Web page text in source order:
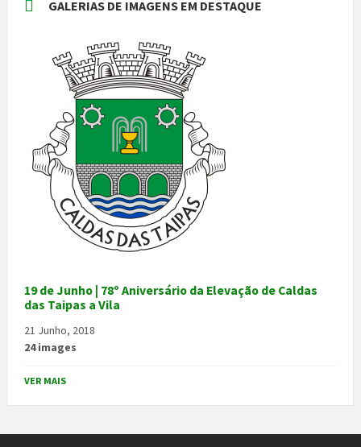
GALERIAS DE IMAGENS EM DESTAQUE
19 de Junho | 78º Aniversário da Elevação de Caldas
das Taipas a Vila
21 Junho, 2018
24 images
VER MAIS